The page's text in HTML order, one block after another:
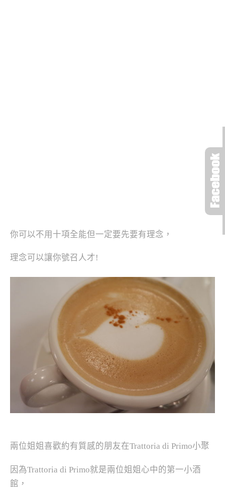
你可以不用十項全能但一定要先要有理念，
理念可以讓你號召人才!
兩位姐姐喜歡約有質感的朋友在Trattoria di Primo小聚
因為Trattoria di Primo就是兩位姐姐心中的第一小酒
館，